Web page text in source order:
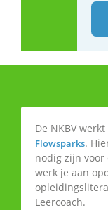
De NKBV
Flowsparks.
nodig zijn
werk je aan
Leercoach.